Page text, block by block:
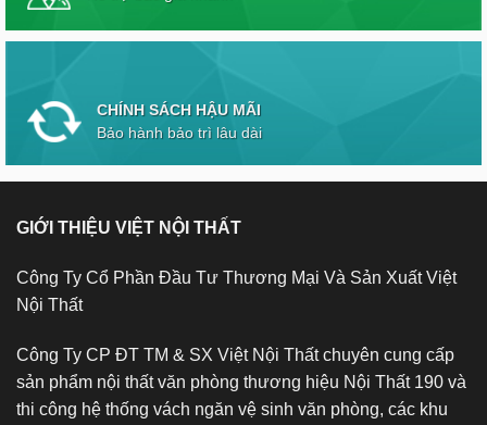
CHÍNH SÁCH HẬU MÃI
Bảo hành bảo trì lâu dài
GIỚI THIỆU VIỆT NỘI THẤT
Công Ty Cổ Phần Đầu Tư Thương Mại Và Sản Xuất Việt
Nội Thất
Công Ty CP ĐT TM & SX Việt Nội Thất chuyên cung cấp
sản phẩm nội thất văn phòng thương hiệu Nội Thất 190 và
thi công hệ thống vách ngăn vệ sinh văn phòng, các khu